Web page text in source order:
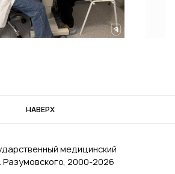
НАВЕРХ
медицинский
Разумовского, 2000‑2026